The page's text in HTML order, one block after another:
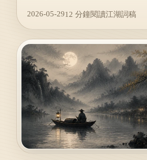
2026-05-2912 分鐘閱讀江湖詞稿